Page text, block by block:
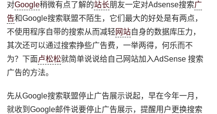
对Google稍微有点了解的站长朋友一定对Adsense搜索广
告和Google搜索联盟不陌生，它们最大的好处是有两点，
不使用程序自带的搜索从而减轻 网站自身的数据库压力，
其次还可以通过搜索挣些广告费，一举两得，何乐而不
为？下面卢松松就简单说说给自己网站加入AdSense 搜索
广告的方法。
先从Google搜索联盟停止广告展示说起，早在今年一月，
就收到Google邮件说要停止广告展示，提醒用户更换搜索